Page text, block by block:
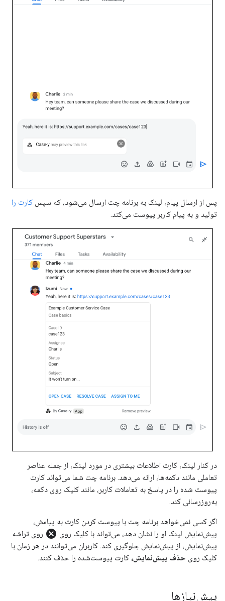
پس از ارسال پیام، لینک به برنامه چت ارسال می‌شود، که سپس کارت را
تولید و به پیام کاربر پیوست می‌کند.
در کنار لینک، کارت اطلاعات بیشتری در مورد لینک، از جمله عناصر
تعاملی مانند دکمه‌ها، ارائه می‌دهد. برنامه چت شما می‌تواند کارت
پیوست شده را در پاسخ به تعاملات کاربر، مانند کلیک روی دکمه،
به‌روزرسانی کند.
اگر کسی نمی‌خواهد برنامه چت با پیوست کردن کارت به پیامش،
پیش‌نمایش لینک او را نشان دهد، می‌تواند با کلیک روی cancel روی تراشه
پیش‌نمایش، از پیش‌نمایش جلوگیری کند. کاربران می‌توانند در هر زمان با
کلیک روی حذف پیش‌نمایش، کارت پیوست‌شده را حذف کنند.
پیش‌نیازها